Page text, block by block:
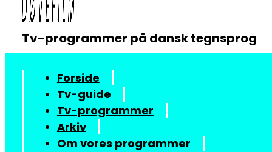
Tv-programmer på dansk tegnsprog
Forside
Tv-guide
Tv-programmer
Arkiv
Om vores programmer